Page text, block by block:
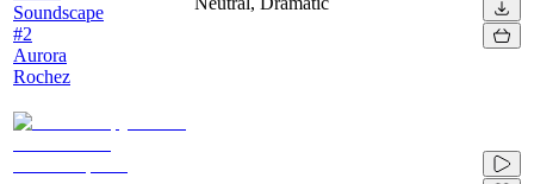
Soundscape
#2
Aurora
Rochez